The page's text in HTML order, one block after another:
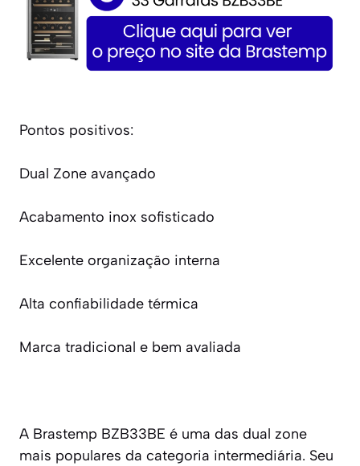
Pontos positivos:
Dual Zone avançado
Acabamento inox sofisticado
Excelente organização interna
Alta confiabilidade térmica
Marca tradicional e bem avaliada
A Brastemp BZB33BE é uma das dual zone
mais populares da categoria intermediária. Seu